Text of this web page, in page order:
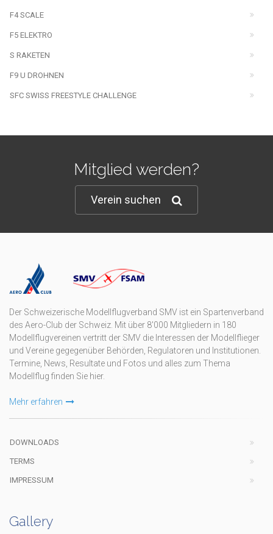
F4 SCALE
F5 ELEKTRO
S RAKETEN
F9 U DROHNEN
SFC SWISS FREESTYLE CHALLENGE
Mitglied werden?
Verein suchen
Der Schweizerische Modellflugverband SMV ist ein Spartenverband
des Aero-Club der Schweiz. Mit über 8'000 Mitgliedern in 180
Modellflugvereinen vertritt der SMV die Interessen der Modellflieger
und Vereine gegegenüber Behörden, Regulatoren und Institutionen.
Termine, News, Resultate und Fotos und alles zum Thema
Modellflug finden Sie hier.
Mehr erfahren
DOWNLOADS
TERMS
IMPRESSUM
Gallery